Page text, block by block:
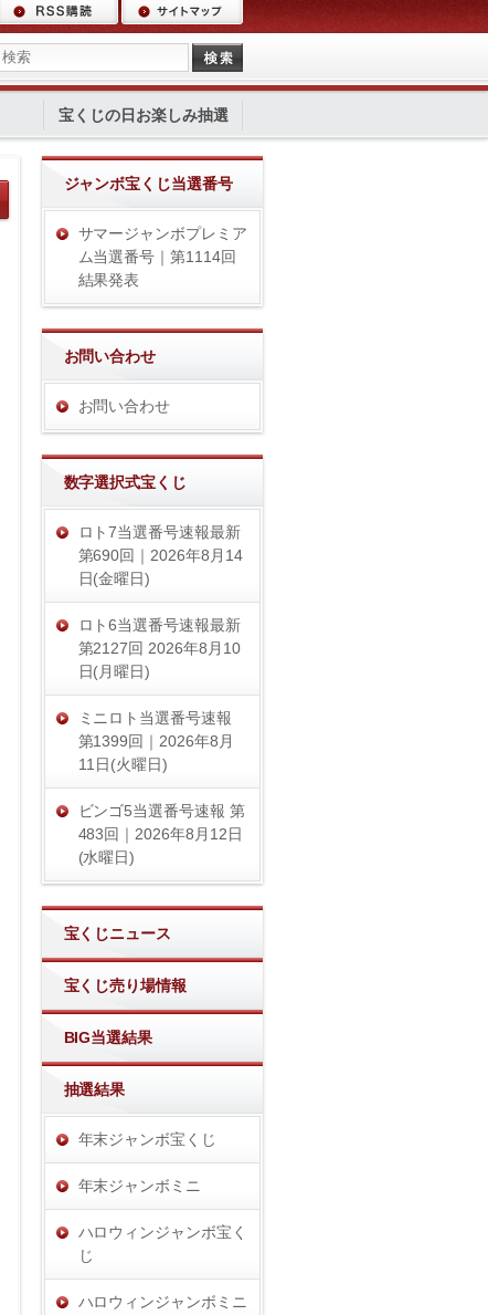
宝くじの日お楽しみ抽選
ジャンボ宝くじ当選番号
サマージャンボプレミア
ム当選番号｜第1114回
結果発表
お問い合わせ
お問い合わせ
数字選択式宝くじ
ロト7当選番号速報最新
第690回｜2026年8月14
日(金曜日)
ロト6当選番号速報最新
第2127回 2026年8月10
日(月曜日)
ミニロト当選番号速報
第1399回｜2026年8月
11日(火曜日)
ビンゴ5当選番号速報 第
483回｜2026年8月12日
(水曜日)
宝くじニュース
宝くじ売り場情報
BIG当選結果
抽選結果
年末ジャンボ宝くじ
年末ジャンボミニ
ハロウィンジャンボ宝く
じ
ハロウィンジャンボミニ